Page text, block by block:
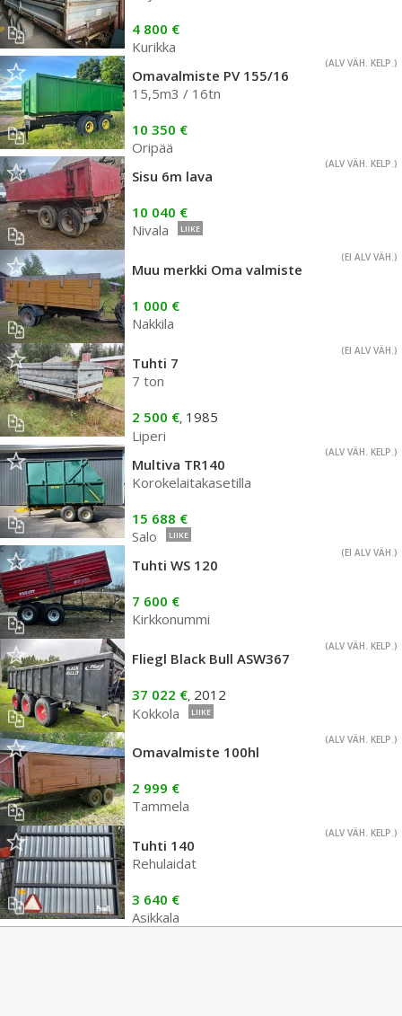
4 800 €
Kurikka
(ALV VÄH. KELP.)
Omavalmiste PV 155/16
15,5m3 / 16tn
10 350 €
Oripää
(ALV VÄH. KELP.)
Sisu 6m lava
10 040 €
Nivala
LIIKE
(EI ALV VÄH.)
Muu merkki Oma valmiste
1 000 €
Nakkila
(EI ALV VÄH.)
Tuhti 7
7 ton
2 500 €, 1985
Liperi
(ALV VÄH. KELP.)
Multiva TR140
Korokelaitakasetilla
15 688 €
Salo
LIIKE
(EI ALV VÄH.)
Tuhti WS 120
7 600 €
Kirkkonummi
(ALV VÄH. KELP.)
Fliegl Black Bull ASW367
37 022 €, 2012
Kokkola
LIIKE
(ALV VÄH. KELP.)
Omavalmiste 100hl
2 999 €
Tammela
(ALV VÄH. KELP.)
Tuhti 140
Rehulaidat
3 640 €
Asikkala